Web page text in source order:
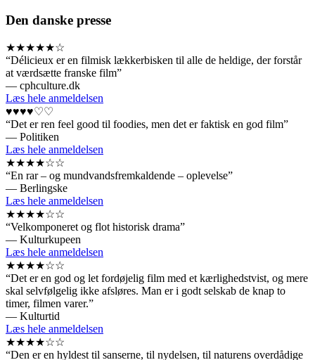
Den danske presse
★★★★★☆
“Délicieux er en filmisk lækkerbisken til alle de heldige, der forstår
at værdsætte franske film”
— cphculture.dk
Læs hele anmeldelsen
♥♥♥♥♡♡
“Det er ren feel good til foodies, men det er faktisk en god film”
— Politiken
Læs hele anmeldelsen
★★★★☆☆
“En rar – og mundvandsfremkaldende – oplevelse”
— Berlingske
Læs hele anmeldelsen
★★★★☆☆
“Velkomponeret og flot historisk drama”
— Kulturkupeen
Læs hele anmeldelsen
★★★★☆☆
“Det er en god og let fordøjelig film med et kærlighedstvist, og mere
skal selvfølgelig ikke afsløres. Man er i godt selskab de knap to
timer, filmen varer.”
— Kulturtid
Læs hele anmeldelsen
★★★★☆☆
“Den er en hyldest til sanserne, til nydelsen, til naturens overdådige